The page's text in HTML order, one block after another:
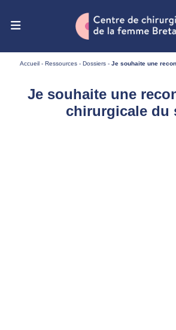
Ouvrir le menu de navigation mobile
Accueil - Ressources - Dossiers - Je souhaite une
Je souhaite une
chirurgicale du